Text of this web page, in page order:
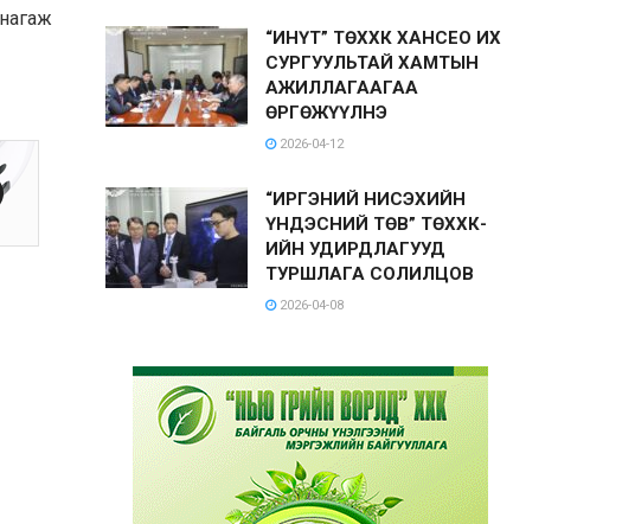
“ИНҮТ” ТӨХХК ХАНСЕО ИХ
СУРГУУЛЬТАЙ ХАМТЫН
АЖИЛЛАГААГАА
ӨРГӨЖҮҮЛНЭ
2026-04-12
“ИРГЭНИЙ НИСЭХИЙН
ҮНДЭСНИЙ ТӨВ” ТӨХХК-
ИЙН УДИРДЛАГУУД
ТУРШЛАГА СОЛИЛЦОВ
2026-04-08